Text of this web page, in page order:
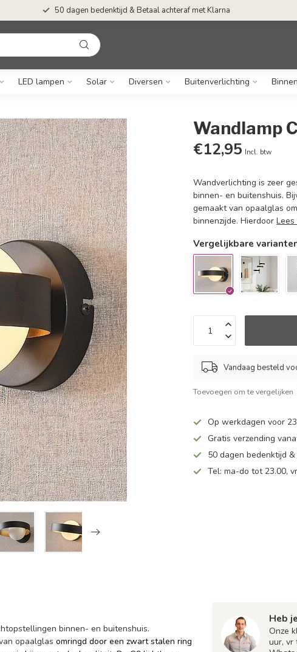
50 dagen bedenktijd & Betaal achteraf met Klarna
LED lampen Solar Diversen Buitenverlichting
Wandlamp
€12,95 Incl. btw
Wandverlichting is zeer
binnen- en buitenshuis.
gemaakt van opaalglas
binnenzijde. HierdoorLees
Vergelijkbare
Vandaag besteld
Toevoegen om te vergelijken
Op werkdagen voor
Gratis verzending
50 dagen bedenktijd
Tel: ma-do tot 23.00,
binnen- en buitenshuis.
opaalglas omringd door een zwart stalen ring
Heb
Onze
uur, vr